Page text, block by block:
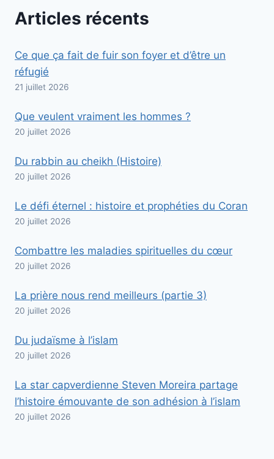
Articles récents
Ce que ça fait de fuir son foyer et d’être un
réfugié
21 juillet 2026
Que veulent vraiment les hommes ?
20 juillet 2026
Du rabbin au cheikh (Histoire)
20 juillet 2026
Le défi éternel : histoire et prophéties du Coran
20 juillet 2026
Combattre les maladies spirituelles du cœur
20 juillet 2026
La prière nous rend meilleurs (partie 3)
20 juillet 2026
Du judaïsme à l’islam
20 juillet 2026
La star capverdienne Steven Moreira partage
l’histoire émouvante de son adhésion à l’islam
20 juillet 2026